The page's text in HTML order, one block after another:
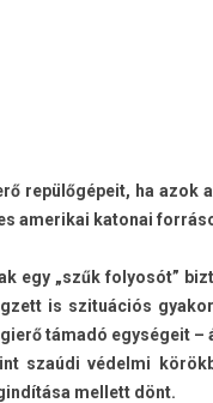
repülőgépeit, ha azok
amerikai katonai
egy „szűk folyosót”
is szituációs
támadó egységeit –
szaúdi védelmi
mel­lett dönt.